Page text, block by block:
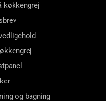
køkkengrej
og bagning